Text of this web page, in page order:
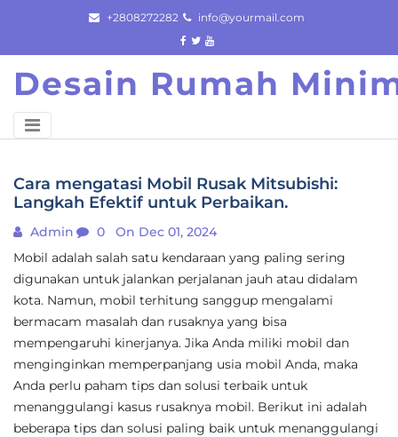
content
+2808272282 info@yourmail.com
Desain Rumah
Cara mengatasi Mobil Rusak Mitsubishi:
Langkah Efektif untuk Perbaikan.
Admin 0
On Dec 01, 2024
Mobil adalah salah satu kendaraan yang paling sering
digunakan untuk jalankan perjalanan jauh atau didalam
kota. Namun, mobil terhitung sanggup mengalami
bermacam masalah dan rusaknya yang bisa
mempengaruhi kinerjanya. Jika Anda miliki mobil dan
menginginkan memperpanjang usia mobil Anda, maka
Anda perlu paham tips dan solusi terbaik untuk
menanggulangi kasus rusaknya mobil. Berikut ini adalah
beberapa tips dan solusi paling baik untuk menanggulangi